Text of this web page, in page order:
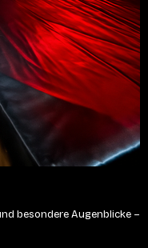
besondere Augenblicke –